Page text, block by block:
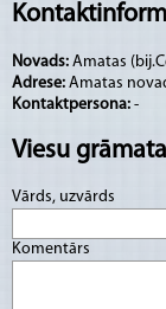
Novads: Amatas
Adrese: Amatas
Kontaktpersona: -
Viesu grāmata
Vārds, uzvārds
Komentārs